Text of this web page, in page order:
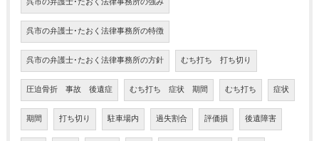
呉市の弁護士･たおく法律事務所の特徴
呉市の弁護士･たおく法律事務所の方針 むち打ち 打ち切り
圧迫骨折 事故 後遺症 むち打ち 症状 期間 むち打ち 症状
期間 打ち切り 駐車場内 過失割合 評価損 後遺障害